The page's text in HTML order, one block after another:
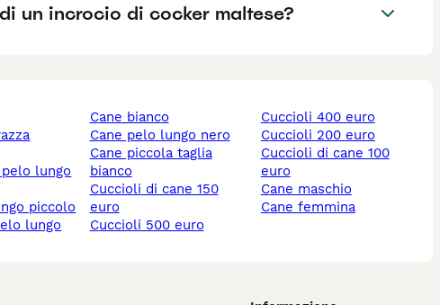
un incrocio di cocker maltese?
pelo lungo
piccolo
lungo
cane bianco
cane pelo lungo nero
cane piccola taglia
bianco
cuccioli di cane 150
euro
cuccioli 500 euro
cuccioli 400 euro
cuccioli 200 euro
cuccioli di cane 100
euro
cane maschio
cane femmina